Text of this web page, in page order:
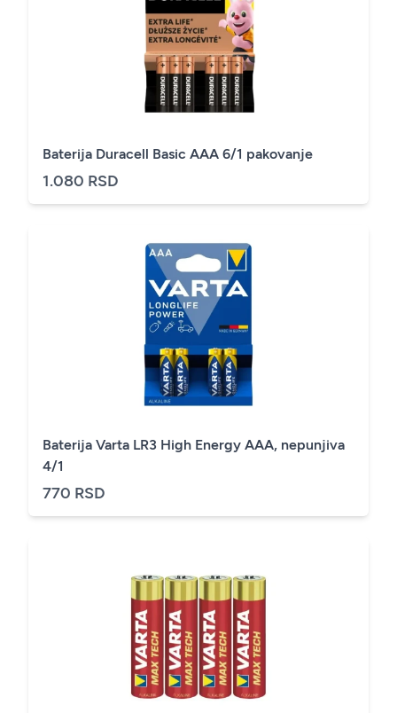
Baterija Duracell Basic AAA 6/1 pakovanje
1.080 RSD
Baterija Varta LR3 High Energy AAA, nepunjiva
4/1
770 RSD